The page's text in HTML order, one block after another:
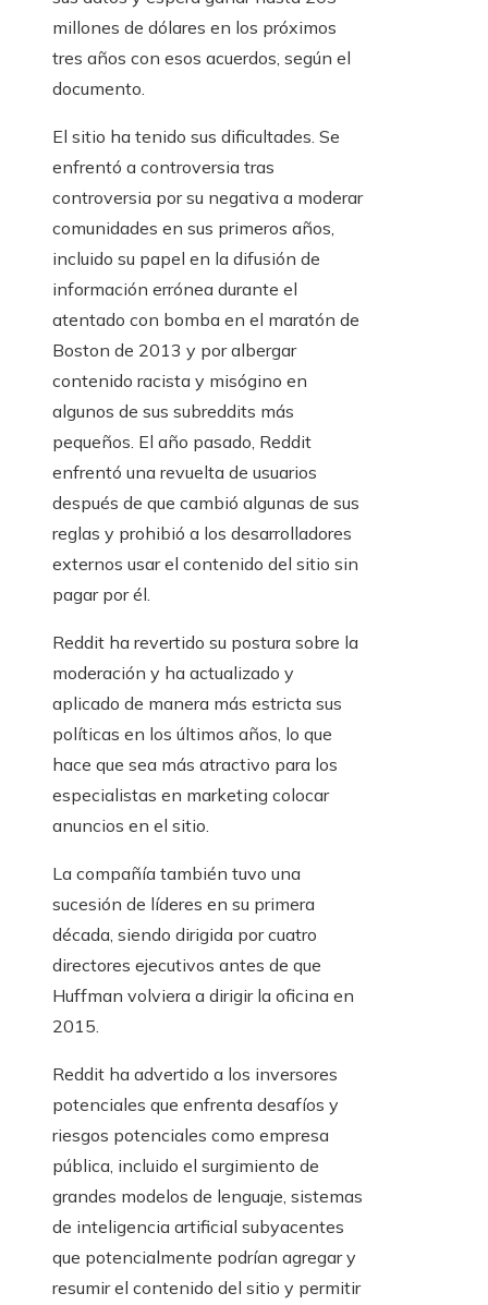
millones de dólares en los próximos
tres años con esos acuerdos, según el
documento.
El sitio ha tenido sus dificultades. Se
enfrentó a controversia tras
controversia por su negativa a moderar
comunidades en sus primeros años,
incluido su papel en la difusión de
información errónea durante el
atentado con bomba en el maratón de
Boston de 2013 y por albergar
contenido racista y misógino en
algunos de sus subreddits más
pequeños. El año pasado, Reddit
enfrentó una revuelta de usuarios
después de que cambió algunas de sus
reglas y prohibió a los desarrolladores
externos usar el contenido del sitio sin
pagar por él.
Reddit ha revertido su postura sobre la
moderación y ha actualizado y
aplicado de manera más estricta sus
políticas en los últimos años, lo que
hace que sea más atractivo para los
especialistas en marketing colocar
anuncios en el sitio.
La compañía también tuvo una
sucesión de líderes en su primera
década, siendo dirigida por cuatro
directores ejecutivos antes de que
Huffman volviera a dirigir la oficina en
2015.
Reddit ha advertido a los inversores
potenciales que enfrenta desafíos y
riesgos potenciales como empresa
pública, incluido el surgimiento de
grandes modelos de lenguaje, sistemas
de inteligencia artificial subyacentes
que potencialmente podrían agregar y
resumir el contenido del sitio y permitir